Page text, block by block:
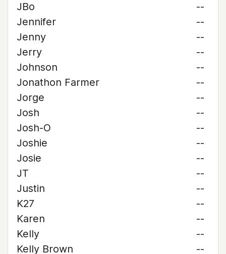
JBo
--
Jennifer
--
Jenny
--
Jerry
--
Johnson
--
Jonathon Farmer
--
Jorge
--
Josh
--
Josh-O
--
Joshie
--
Josie
--
JT
--
Justin
--
K27
--
Karen
--
Kelly
--
Kelly Brown
--